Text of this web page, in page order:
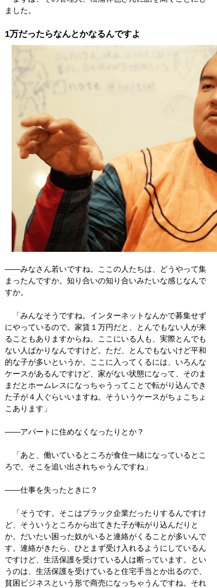
ました。
1万だったらなんとかなるんですよ
――みなさん若いですね。ここの人たちは、どうやって集
まったんですか。知り合いの知り合いみたいな感じなんで
すか。
「みんなそうですね。インターネットなんかで募集せず
にやっているので。家賃１万円だと、とんでもない人が来
ることもありますからね。ここにいる人も、実際とんでも
ない人ばかりなんですけど。ただ、とんでもないけど平和
的な子が多いというか。ここに入ってくるには、いろんな
ケースがあるんですけど、家がない状態になって、そのま
まだとホームレスになっちゃうってことで転がり込んでき
た子が４人ぐらいいますね。そういうケースがちょこちょ
こあります」
――アパートに住めなくなったりとか？
「あと、働いているところが食住一緒になっているとこ
ろで、そこを追い出されちゃうんですね」
――仕事を失ったときに？
「そうです。そこはブラック企業だったりするんですけ
ど、そういうところから出てきた子が転がり込んだりと
か。だいたい困った奴がいると連絡がくることが多いんで
す。連絡がきたら、ひとまず受け入れるようにしているん
ですけど、生活保護を受けている人は断っています。とい
うのは、生活保護を受けていると住宅手当とか出るので、
貧困ビジネスという形で商売になっちゃうんですね。それ